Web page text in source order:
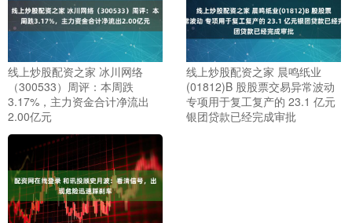
线上炒股配资之家 冰川网络
（300533）周评：本周跌
3.17%，主力资金合计净流出
2.00亿元
线上炒股配资之家 晨鸣纸业
(01812)B 股股票交易异常波动
专项用于复工复产的 23.1 亿元
银团贷款已经完成审批